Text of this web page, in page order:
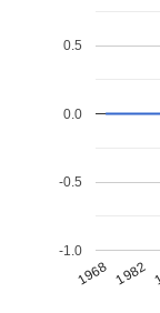
1968 1982
-1.0
-0.5
0.0
0.5